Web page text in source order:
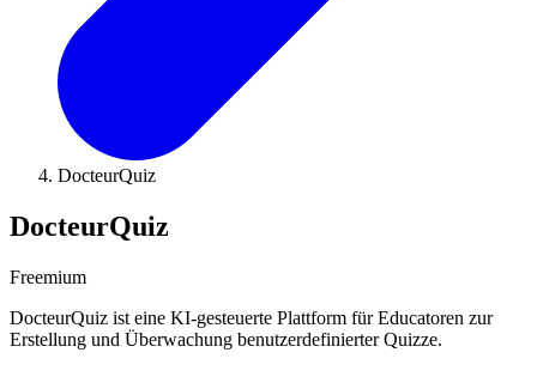
DocteurQuiz
DocteurQuiz
Freemium
DocteurQuiz ist eine KI-gesteuerte Plattform für Educatoren zur
Erstellung und Überwachung benutzerdefinierter Quizze.